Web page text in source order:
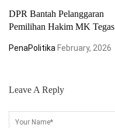
DPR Bantah Pelanggaran
Pemilihan Hakim MK Tegas
PenaPolitika February, 2026
Leave A Reply